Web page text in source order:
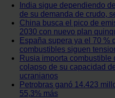
India sigue dependiendo
de su demanda de crudo,
China busca el pico de
2030 con nuevo plan
España supera ya el 70 %
combustibles siguen
Rusia importa combustible
colapso de su capacidad
ucranianos
Petrobras ganó 14.423
55,3% más